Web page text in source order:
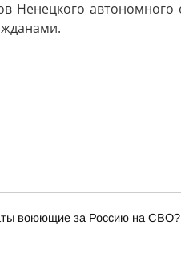
Ненецкого
воюющие за Россию на СВО?